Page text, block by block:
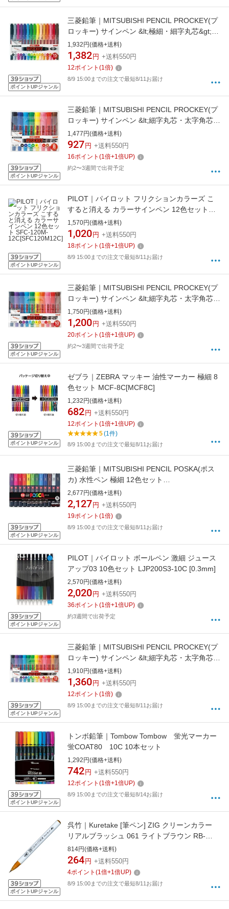
ポイントUPジャンル
三菱鉛筆｜MITSUBISHI PENCIL PROCKEY(プ
ロッキー) サインペン &lt;極細・細字丸芯&gt;
15色セット PM120T.15CN[PM120T15CN]
1,932円(価格+送料)
1,382 円 +送料550円
12ポイント (1倍)
8/9 15:00までの注文で最短8/11お届け
ポイントUPジャンル
三菱鉛筆｜MITSUBISHI PENCIL PROCKEY(プ
ロッキー) サインペン &lt;細字丸芯・太字角芯
&gt; 8色セット PM150TR8CN
1,477円(価格+送料)
927 円 +送料550円
16ポイント (1倍+1倍UP)
約2〜3週間で出荷予定
ポイントUPジャンル
PILOT｜パイロット フリクションカラーズ こ
すると消える カラーサインペン 12色セット
SFC-120M-12C[SFC120M12C]
1,570円(価格+送料)
1,020 円 +送料550円
18ポイント (1倍+1倍UP)
8/9 15:00までの注文で最短8/11お届け
ポイントUPジャンル
三菱鉛筆｜MITSUBISHI PENCIL PROCKEY(プ
ロッキー) サインペン &lt;細字丸芯・太字角芯
&gt; 10色セット PM150TR10C
1,750円(価格+送料)
1,200 円 +送料550円
20ポイント (1倍+1倍UP)
約2〜3週間で出荷予定
ポイントUPジャンル
ゼブラ｜ZEBRA マッキー 油性マーカー 極細 8
色セット MCF-8C[MCF8C]
1,232円(価格+送料)
682 円 +送料550円
12ポイント (1倍+1倍UP)
5(1件)
8/9 15:00までの注文で最短8/11お届け
ポイントUPジャンル
三菱鉛筆｜MITSUBISHI PENCIL POSKA(ポス
カ) 水性ペン 極細 12色セット
PC1M12C[PC1M12C]
2,677円(価格+送料)
2,127 円 +送料550円
19ポイント (1倍)
8/9 15:00までの注文で最短8/11お届け
ポイントUPジャンル
PILOT｜パイロット ボールペン 激細 ジュース
アップ03 10色セット LJP200S3-10C [0.3mm]
2,570円(価格+送料)
2,020 円 +送料550円
36ポイント (1倍+1倍UP)
約3週間で出荷予定
ポイントUPジャンル
三菱鉛筆｜MITSUBISHI PENCIL PROCKEY(プ
ロッキー) サインペン &lt;細字丸芯・太字角芯
&gt; 12色セット
PM150TR12CN[PM150TR12CN]
1,910円(価格+送料)
1,360 円 +送料550円
12ポイント (1倍)
8/9 15:00までの注文で最短8/11お届け
ポイントUPジャンル
トンボ鉛筆｜Tombow Tombow 蛍光マーカー
蛍COAT80 10C 10本セット
1,292円(価格+送料)
742 円 +送料550円
12ポイント (1倍+1倍UP)
8/9 15:00までの注文で最短8/14お届け
ポイントUPジャンル
呉竹｜Kuretake [筆ペン] ZIG クリーンカラー
リアルブラッシュ 061 ライトブラウン RB-
6000AT-061
814円(価格+送料)
264 円 +送料550円
4ポイント (1倍+1倍UP)
8/9 15:00までの注文で最短8/11お届け